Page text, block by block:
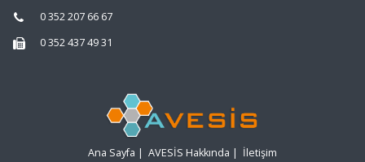
0 352 207 66 67
0 352 437 49 31
Ana Sayfa | AVESİS Hakkında | İletişim